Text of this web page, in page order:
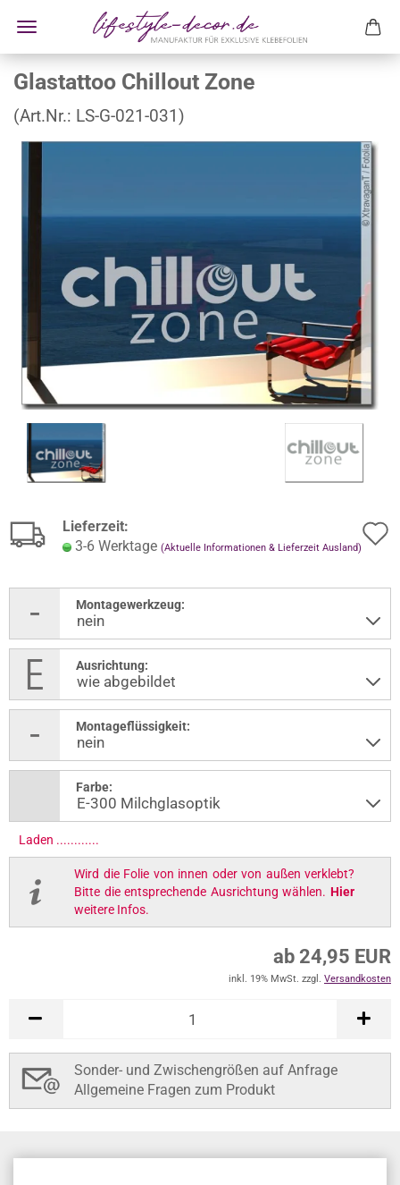
Glastattoo Chillout Zone
(Art.Nr.: LS-G-021-031)
Lieferzeit:
3-6 Werktage (Aktuelle Informationen & Lieferzeit Ausland)
Montagewerkzeug:
Ausrichtung:
Montageflüssigkeit:
Farbe:
Laden .............
Wird die Folie von innen oder von außen verklebt?
Bitte die entsprechende Ausrichtung wählen. Hier
weitere Infos.
ab 24,95 EUR
inkl. 19% MwSt. zzgl. Versandkosten
Sonder- und Zwischengrößen auf Anfrage
Allgemeine Fragen zum Produkt